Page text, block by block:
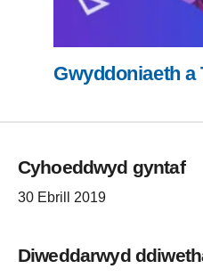
Gwyddoniaeth a
Cyhoeddwyd gyntaf
30 Ebrill 2019
Diweddarwyd